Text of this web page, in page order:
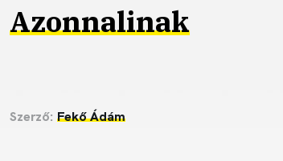
Azonnalinak
Szerző: Fekő Ádám